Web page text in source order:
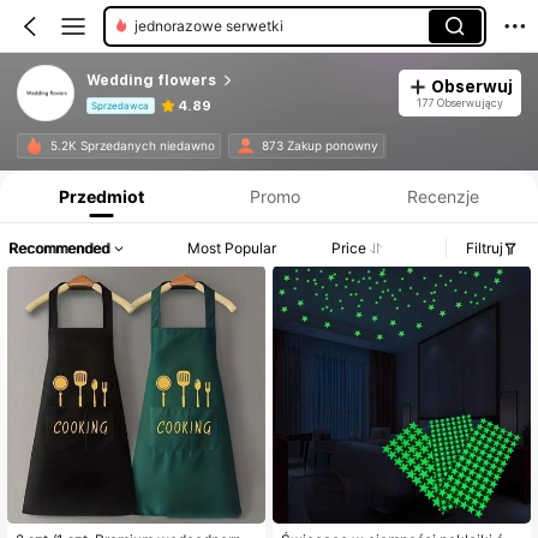
jednorazowe serwetki
Wedding flowers
Sprzedawca 4.89
Obserwuj
177 Obserwujący
5.2K Sprzedanych niedawno 873 Zakup ponowny
Przedmiot Promo Recenzje
Recommended Most Popular Price Filtruj